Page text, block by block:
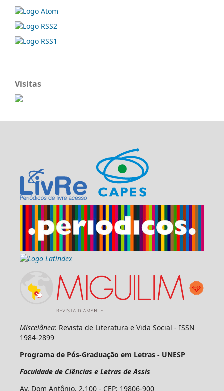
Visitas
Miscelânea: Revista de Literatura e Vida Social - ISSN
1984-2899
Programa de Pós-Graduação em Letras - UNESP
Faculdade de Ciências e Letras de Assis
Av. Dom Antônio, 2.100 - CEP: 19806-900